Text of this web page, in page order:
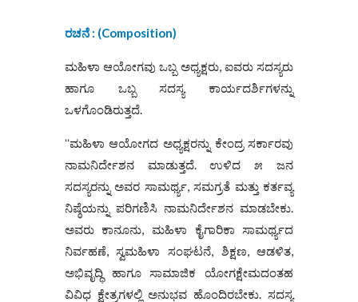
ರಚನೆ : (Composition)
ಮಹಿಳಾ ಆಯೋಗವು ಒಬ್ಬ ಅಧ್ಯಕ್ಷರು, ಐವರು ಸದಸ್ಯರು
ಹಾಗೂ ಒಬ್ಬ ಸದಸ್ಯ ಕಾರ್ಯದರ್ಶಿಗಳನ್ನು
ಒಳಗೊಂಡಿರುತ್ತದೆ.
ʻʻಮಹಿಳಾ ಆಯೋಗದ ಅಧ್ಯಕ್ಷರನ್ನು ಕೇಂದ್ರ ಸರ್ಕಾರವು
ನಾಮನಿರ್ದೇಶನ ಮಾಡುತ್ತದೆ. ಉಳಿದ ೫ ಜನ
ಸದಸ್ಯರನ್ನು ಅವರ ಸಾಮರ್ಥ್ಯ, ಸಮಗ್ರತೆ ಮತ್ತು ಕರ್ತವ್ಯ
ನಿಷ್ಠೆಯನ್ನು ಪರಿಗಣಿಸಿ ನಾಮನಿರ್ದೇಶನ ಮಾಡಬೇಕು.
ಅವರು ಕಾನೂನು, ಮಹಿಳಾ ಕೈಗಾರಿಕಾ ಸಾಮರ್ಥ್ಯದ
ನಿರ್ವಹಣೆ, ಸ್ವಮಹಿಳಾ ಸಂಘಟನೆ, ಶಿಕ್ಷಣ, ಆಡಳಿತ,
ಅಭಿವೃದ್ಧಿ ಹಾಗೂ ಸಾಮಾಜಿಕ ಯೋಗಕ್ಷೇಮದಂತಹ
ವಿವಿಧ ಕ್ಷೇತ್ರಗಳಲ್ಲಿ ಅನುಭವ ಹೊಂದಿರಬೇಕು. ಸದಸ್ಯ